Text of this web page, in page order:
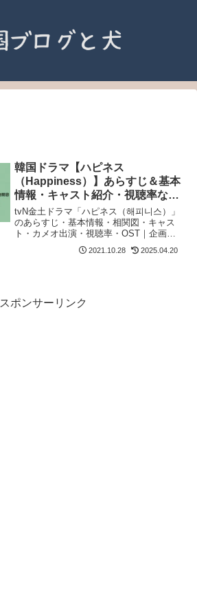
韓国ドラマ【ハピネス
（Happiness）】あらすじ＆基本
情報・キャスト紹介・視聴率など
｜ハン・ヒョジュ＆パク・ヒョン
ソク主演
tvN金土ドラマ「ハピネス（해피니스）」
のあらすじ・基本情報・相関図・キャス
ト・カメオ出演・視聴率・OST｜企画・
制作：スタジオドラゴン.全12話.
2021.10.28 2025.04.20
スポンサーリンク